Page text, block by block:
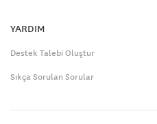
YARDIM
Destek Talebi Oluştur
Sıkça Sorulan Sorular